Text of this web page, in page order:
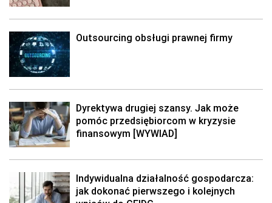
Outsourcing obsługi prawnej firmy
Dyrektywa drugiej szansy. Jak może
pomóc przedsiębiorcom w kryzysie
finansowym [WYWIAD]
Indywidualna działalność gospodarcza:
jak dokonać pierwszego i kolejnych